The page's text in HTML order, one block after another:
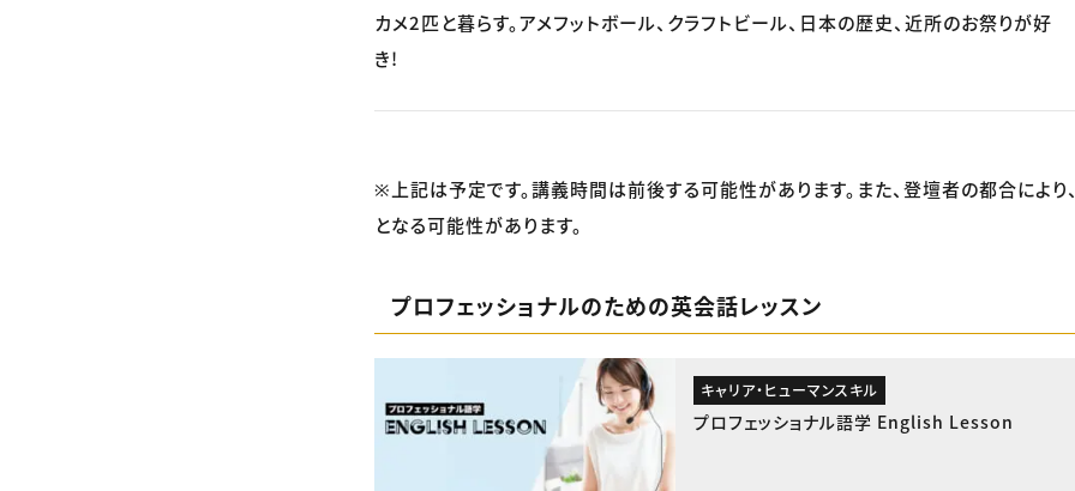
カメ2匹と暮らす。アメフットボール、クラフトビール、日本の歴史、近所のお祭りが好
き!
※上記は予定です。講義時間は前後する可能性があります。また、登壇者の都合によ
となる可能性があります。
プロフェッショナルのための英会話レッスン
キャリア・ヒューマンスキル
プロフェッショナル語学 English Lesson